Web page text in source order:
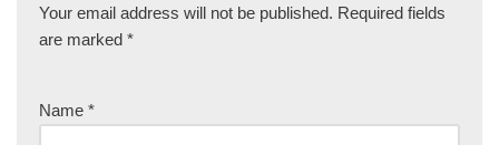
Your email address will not be published. Required fields
are marked *
Name *